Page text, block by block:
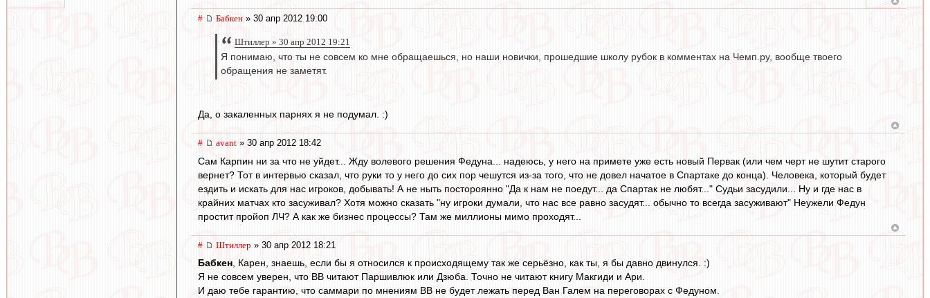
# Бабкен » 30 апр 2012 19:00
Штиллер » 30 апр 2012 19:21
Я понимаю, что ты не совсем ко мне обращаешься, но наши новички, прошедшие школу рубок в комментах на Чемп.ру, вообще твоего
обращения не заметят.
Да, о закаленных парнях я не подумал. :)
# avant » 30 апр 2012 18:42
Сам Карпин ни за что не уйдет... Жду волевого решения Федуна... надеюсь, у него на примете уже есть новый Первак (или чем черт не шутит старого
вернет? Тот в интервью сказал, что руки то у него до сих пор чешутся из-за того, что не довел начатое в Спартаке до конца). Человека, который будет
ездить и искать для нас игроков, добывать! А не ныть постороянно "Да к нам не поедут... да Спартак не любят..." Судьи засудили... Ну и где нас в
крайних матчах кто засуживал? Хотя можно сказать "ну игроки думали, что нас все равно засудят... обычно то всегда засуживают" Неужели Федун
простит пройоп ЛЧ? А как же бизнес процессы? Там же миллионы мимо проходят...
# Штиллер » 30 апр 2012 18:21
Бабкен, Карен, знаешь, если бы я относился к происходящему так же серьёзно, как ты, я бы давно двинулся. :)
Я не совсем уверен, что ВВ читают Паршивлюк или Дзюба. Точно не читают книгу Макгиди и Ари.
И даю тебе гарантию, что саммари по мнениям ВВ не будет лежать перед Ван Галем на переговорах с Федуном.